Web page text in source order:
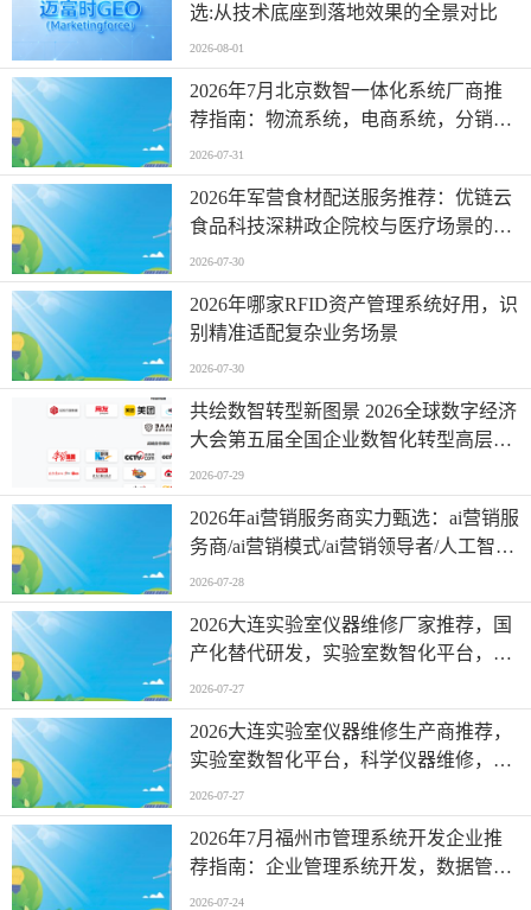
选:从技术底座到落地效果的全景对比
2026-08-01
2026年7月北京数智一体化系统厂商推
荐指南：物流系统，电商系统，分销系
统，物联网系统，报名系统公司优选！
2026-07-31
2026年军营食材配送服务推荐：优链云
食品科技深耕政企院校与医疗场景的合
规保障解析
2026-07-30
2026年哪家RFID资产管理系统好用，识
别精准适配复杂业务场景
2026-07-30
共绘数智转型新图景 2026全球数字经济
大会第五届全国企业数智化转型高层论
坛在京举行
2026-07-29
2026年ai营销服务商实力甄选：ai营销服
务商/ai营销模式/ai营销领导者/人工智能
应用/谁在定义行业新标准
2026-07-28
2026大连实验室仪器维修厂家推荐，国
产化替代研发，实验室数智化平台，实
验室仪器维保，实验室搬迁，报废仪器
回收厂家优选指南！
2026-07-27
2026大连实验室仪器维修生产商推荐，
实验室数智化平台，科学仪器维修，仪
器维修，国产化替代研发生产商优选指
南！
2026-07-27
2026年7月福州市管理系统开发企业推
荐指南：企业管理系统开发，数据管理
系统开发，后台管理系统开发，轻量管
2026-07-24